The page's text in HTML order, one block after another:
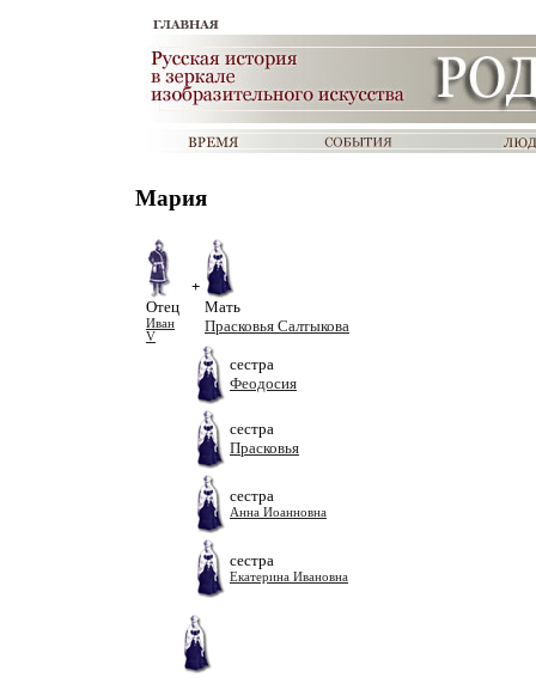
Мария
Отец
Иван
V
+
Мать
Прасковья Салтыкова
сестра
Феодосия
сестра
Прасковья
сестра
Анна Иоанновна
сестра
Екатерина Ивановна